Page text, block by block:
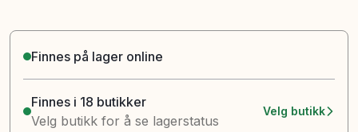
Finnes på lager online
Finnes i 18 butikker
Velg butikk for å se lagerstatus
Velg butikk